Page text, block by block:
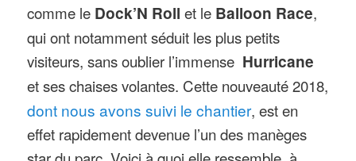
comme le Dock’N Roll et le Balloon Race,
qui ont notamment séduit les plus petits
visiteurs, sans oublier l’immense Hurricane
et ses chaises volantes. Cette nouveauté 2018,
dont nous avons suivi le chantier, est en
effet rapidement devenue l’un des manèges